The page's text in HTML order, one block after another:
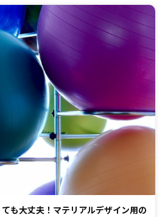
も大丈夫！マテリアルデザイン用の